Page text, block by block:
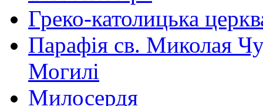
Греко-католицька
Парафія св. Миколая
Могилі
Милосердя